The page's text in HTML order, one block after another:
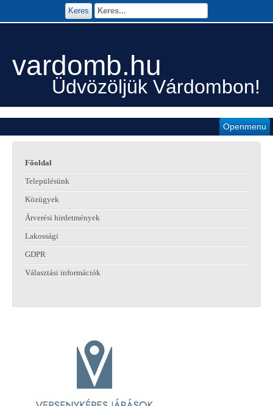
vardomb.hu
Üdvözöljük Várdombon!
Openmenu
Keres
Főoldal
Településünk
Közügyek
Árverési hirdetmények
Lakossági
GDPR
Választási információk